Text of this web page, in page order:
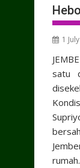
1
satu
rumah.